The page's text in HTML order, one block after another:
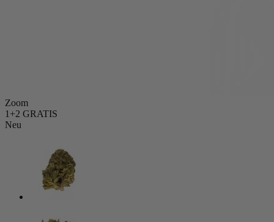
Zoom
1+2 GRATIS
Neu